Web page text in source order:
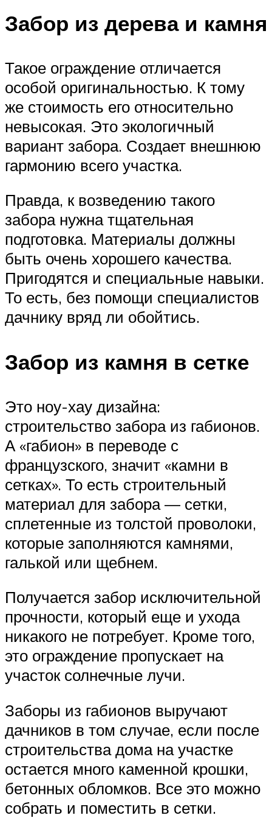
Забор из дерева и камня
Такое ограждение отличается
особой оригинальностью. К тому
же стоимость его относительно
невысокая. Это экологичный
вариант забора. Создает внешнюю
гармонию всего участка.
Правда, к возведению такого
забора нужна тщательная
подготовка. Материалы должны
быть очень хорошего качества.
Пригодятся и специальные навыки.
То есть, без помощи специалистов
дачнику вряд ли обойтись.
Забор из камня в сетке
Это ноу-хау дизайна:
строительство забора из габионов.
А «габион» в переводе с
французского, значит «камни в
сетках». То есть строительный
материал для забора — сетки,
сплетенные из толстой проволоки,
которые заполняются камнями,
галькой или щебнем.
Получается забор исключительной
прочности, который еще и ухода
никакого не потребует. Кроме того,
это ограждение пропускает на
участок солнечные лучи.
Заборы из габионов выручают
дачников в том случае, если после
строительства дома на участке
остается много каменной крошки,
бетонных обломков. Все это можно
собрать и поместить в сетки.